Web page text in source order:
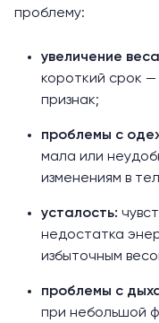
проблему:
увеличение
короткий срок
признак;
проблемы с
мала или
изменениям в
усталость:
недостатка
избыточным
проблемы с
при небольшой